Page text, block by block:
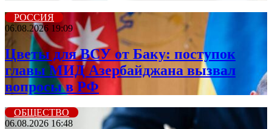
РОССИЯ
06.08.2026 19:09
Цветы для ВСУ от Баку: поступок
главы МИД Азербайджана вызвал
вопросы в РФ
ОБЩЕСТВО
06.08.2026 16:48